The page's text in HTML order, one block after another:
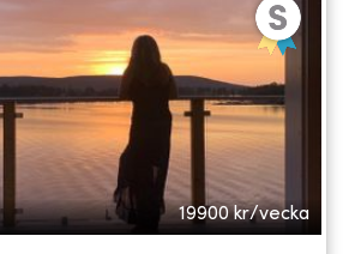
19900 kr/vecka